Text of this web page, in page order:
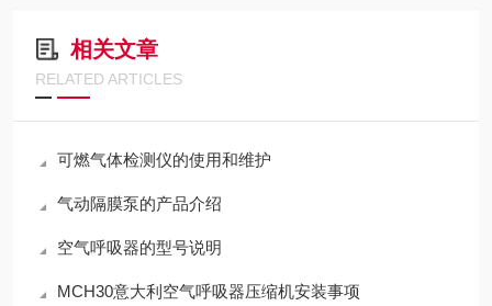
相关文章
RELATED ARTICLES
可燃气体检测仪的使用和维护
气动隔膜泵的产品介绍
空气呼吸器的型号说明
MCH30意大利空气呼吸器压缩机安装事项